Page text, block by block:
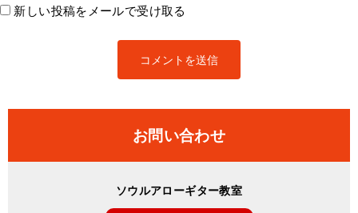
新しい投稿をメールで受け取る
お問い合わせ
ソウルアローギター教室